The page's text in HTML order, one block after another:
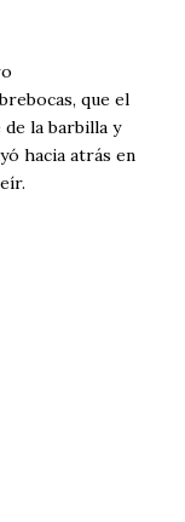
que el
la barbilla y
hacia atrás en